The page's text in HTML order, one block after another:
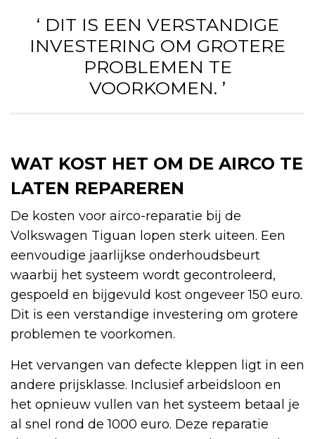
‘ DIT IS EEN VERSTANDIGE
INVESTERING OM GROTERE
PROBLEMEN TE
VOORKOMEN. ’
WAT KOST HET OM DE AIRCO TE
LATEN REPAREREN
De kosten voor airco-reparatie bij de
Volkswagen Tiguan lopen sterk uiteen. Een
eenvoudige jaarlijkse onderhoudsbeurt
waarbij het systeem wordt gecontroleerd,
gespoeld en bijgevuld kost ongeveer 150 euro.
Dit is een verstandige investering om grotere
problemen te voorkomen.
Het vervangen van defecte kleppen ligt in een
andere prijsklasse. Inclusief arbeidsloon en
het opnieuw vullen van het systeem betaal je
al snel rond de 1000 euro. Deze reparatie